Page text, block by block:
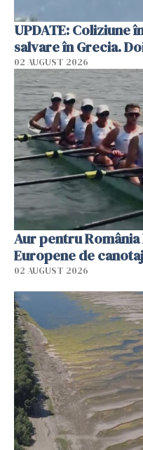
UPDATE: Coliziune
salvare în Grecia.
02 AUGUST 2026
Aur pentru
Europene de
02 AUGUST 2026